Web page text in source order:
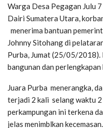
Warga Desa Pegagan Julu
Dairi Sumatera Utara,
menerima bantuan
Johnny Sitohang di
Purba, Jumat (25/05/
bangunan dan perlengkapan
Juara Purba menerangka,
terjadi 2 kali selang waktu 2
perkampungan ini terkena
jelas menimblkan kecemasan.